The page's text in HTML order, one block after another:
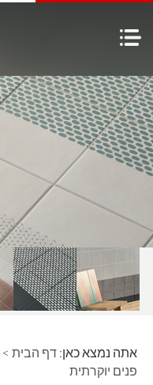
אתה נמצא כאן: דף הבית >
פנים יוקרתית